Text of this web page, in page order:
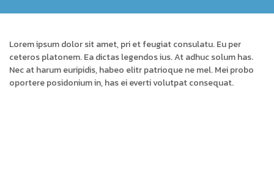
Lorem ipsum dolor sit amet, pri et feugiat consulatu. Eu per
ceteros platonem. Ea dictas legendos ius. At adhuc solum has.
Nec at harum euripidis, habeo elitr patrioque ne mel. Mei probo
oportere posidonium in, has ei everti volutpat consequat.